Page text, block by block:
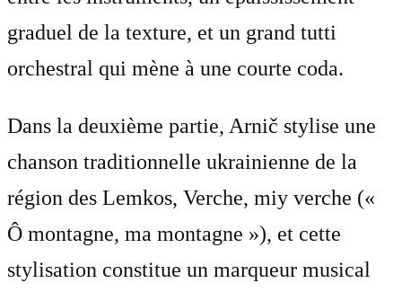
graduel de la texture, et un grand tutti
orchestral qui mène à une courte coda.
Dans la deuxième partie, Arnič stylise une
chanson traditionnelle ukrainienne de la
région des Lemkos, Verche, miy verche («
Ô montagne, ma montagne »), et cette
stylisation constitue un marqueur musical